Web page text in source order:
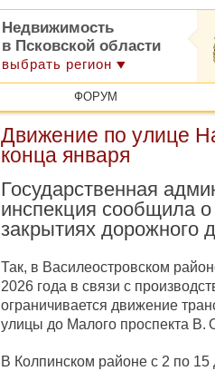
Недвижимость
в Псковской области
выбрать регион
ФОРУМ
Движение по улице
конца января
Государственная
инспекция сообщила
закрытиях дорожного
Так, в Василеостровском
2026 года в связи с
ограничивается движение
улицы до Малого проспекта В.
В Колпинском районе с 2 по 15